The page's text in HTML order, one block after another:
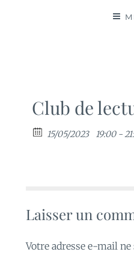
Club de
15/05/2023 19:00 -
Laisser un
Votre adresse e-mail ne